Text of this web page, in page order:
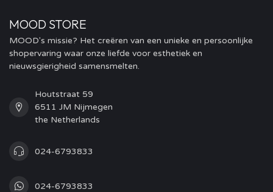
MOOD STORE
MOOD's missie? Het creëren van een unieke en persoonlijke
shopervaring waar onze liefde voor esthetiek en
nieuwsgierigheid samensmelten.
Houtstraat 59
6511 JM Nijmegen
the Netherlands
024-6793833
024-6793833